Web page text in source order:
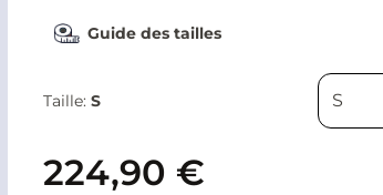
Guide des tailles
Taille: S
224,90 €